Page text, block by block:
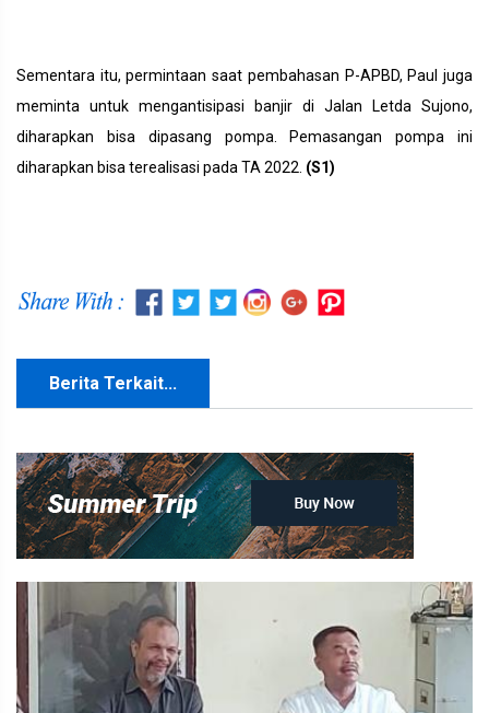
Sementara itu, permintaan saat pembahasan P-APBD, Paul juga
meminta untuk mengantisipasi banjir di Jalan Letda Sujono,
diharapkan bisa dipasang pompa. Pemasangan pompa ini
diharapkan bisa terealisasi pada TA 2022. (S1)
Berita Terkait...